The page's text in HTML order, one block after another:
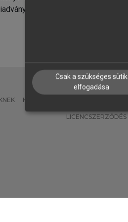
KÖNYVTÁROSOKNAK
LICENCSZERZŐDÉS
Csak a szükséges sütik
elfogadása